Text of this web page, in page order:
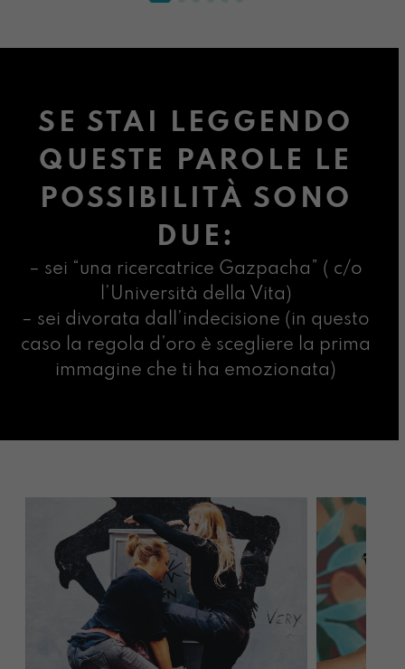
SE STAI LEGGENDO
QUESTE PAROLE LE
POSSIBILITÀ SONO
DUE:
– sei “una ricercatrice Gazpacha” ( c/o
l’Università della Vita)
– sei divorata dall’indecisione (in questo
caso la regola d’oro è scegliere la prima
immagine che ti ha emozionata)